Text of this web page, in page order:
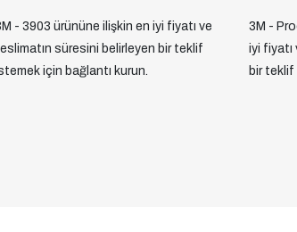
- 3903 ürününe ilişkin en iyi fiyatı ve
süresini belirleyen bir teklif
için bağlantı kurun.
3M -
iyi fiyatı
bir teklif